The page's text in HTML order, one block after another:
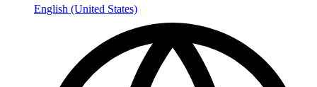
English (United States)